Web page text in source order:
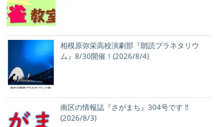
相模原弥栄高校演劇部『朗読プラネタリウ
ム』8/30開催！(2026/8/4)
南区の情報誌『さがまち』304号です ‼
(2026/8/3)